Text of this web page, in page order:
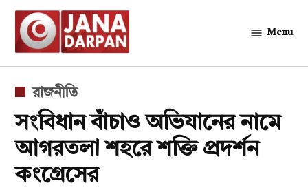
Skip
content
Menu
POSTED
IN
রাজনীতি
সংবিধান বাঁচাও অভিযানের নামে
আগরতলা শহরে শক্তি প্রদর্শন
কংগ্রেসের